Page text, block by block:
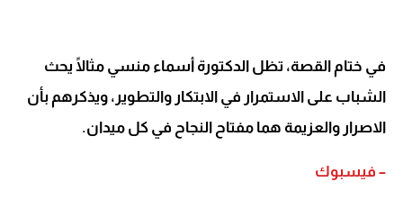
في ختام القصة، تظل الدكتورة أسماء منسي مثالًا يحث
الشباب على الاستمرار في الابتكار والتطوير، ويذكرهم بأن
الاصرار والعزيمة هما مفتاح النجاح في كل ميدان.
– فيسبوك